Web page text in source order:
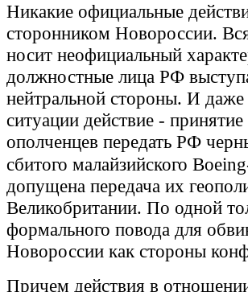
Никакие официальные
сторонником Новороссии.
носит неофициальный
должностные лица РФ
нейтральной стороны. И даже
ситуации действие -
ополченцев передать РФ
сбитого малайзийского
допущена передача их
Великобритании. По одной
формального повода для
Новороссии как стороны
Причем действия в